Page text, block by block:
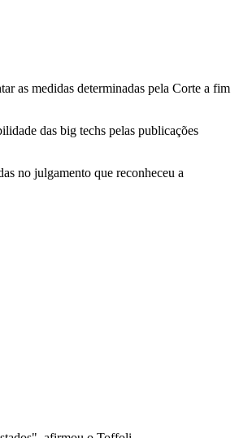
as medidas determinadas pela Corte a fim
das big techs pelas publicações
no julgamento que reconheceu a